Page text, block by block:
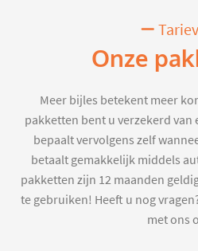
Onze
Meer bijles betekent meer
pakketten bent u verzekerd van
bepaalt vervolgens zelf
betaalt gemakkelijk middels
pakketten zijn 12 maanden
te gebruiken! Heeft u nog
met ons